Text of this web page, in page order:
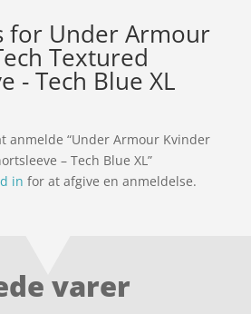
for Under Armour
Textured
- Tech Blue XL
anmelde “Under Armour Kvinder
– Tech Blue XL”
in for at afgive en anmeldelse.
varer